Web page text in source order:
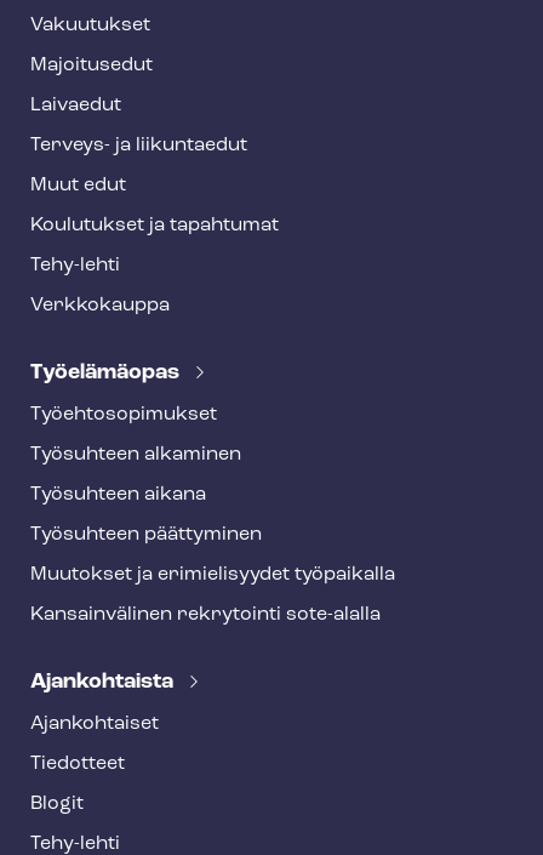
t
e
Vakuutukset
Majoitusedut
Laivaedut
Terveys- ja liikuntaedut
Muut edut
Koulutukset ja tapahtumat
Tehy-lehti
Verkkokauppa
Työelämäopas
Työ­eh­to­so­pi­muk­set
Työsuhteen alkaminen
Työsuhteen aikana
Työsuhteen päättyminen
Muutokset ja erimielisyydet työpaikalla
Kansainvälinen rekrytointi sote-alalla
Ajankohtaista
Ajankohtaiset
Tiedotteet
Blogit
Tehy-lehti